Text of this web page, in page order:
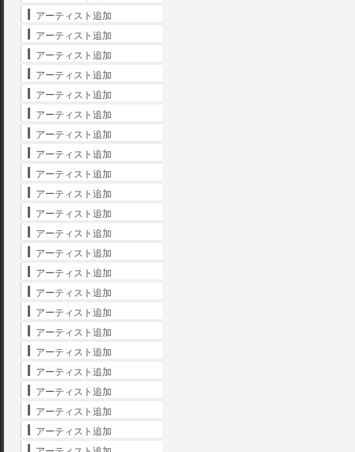
アーティスト追加
アーティスト追加
アーティスト追加
アーティスト追加
アーティスト追加
アーティスト追加
アーティスト追加
アーティスト追加
アーティスト追加
アーティスト追加
アーティスト追加
アーティスト追加
アーティスト追加
アーティスト追加
アーティスト追加
アーティスト追加
アーティスト追加
アーティスト追加
アーティスト追加
アーティスト追加
アーティスト追加
アーティスト追加